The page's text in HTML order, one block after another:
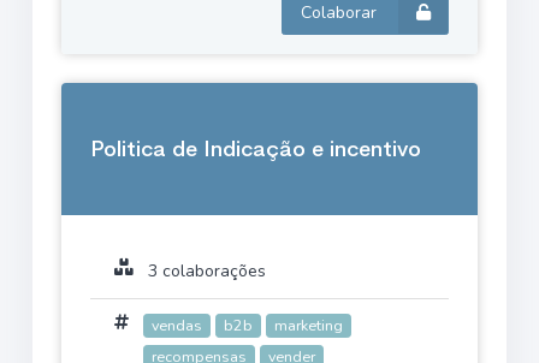
Colaborar
Politica de Indicação e incentivo
3 colaborações
vendas b2b
marketing
recompensas
vender